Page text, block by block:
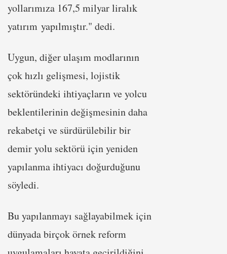
yollarımıza 167,5 milyar liralık
yatırım yapılmıştır." dedi.
Uygun, diğer ulaşım modlarının
çok hızlı gelişmesi, lojistik
sektöründeki ihtiyaçların ve yolcu
beklentilerinin değişmesinin daha
rekabetçi ve sürdürülebilir bir
demir yolu sektörü için yeniden
yapılanma ihtiyacı doğurduğunu
söyledi.
Bu yapılanmayı sağlayabilmek için
dünyada birçok örnek reform